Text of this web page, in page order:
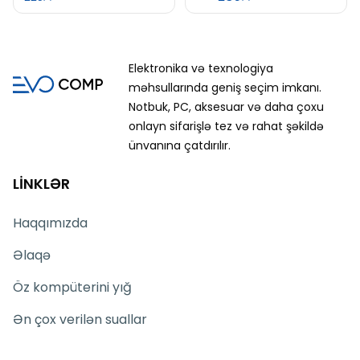
Elektronika və texnologiya
məhsullarında geniş seçim imkanı.
Notbuk, PC, aksesuar və daha çoxu
onlayn sifarişlə tez və rahat şəkildə
ünvanına çatdırılır.
LİNKLƏR
Haqqımızda
Əlaqə
Öz kompüterini yığ
Ən çox verilən suallar